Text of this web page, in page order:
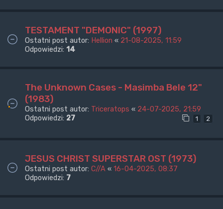
TESTAMENT "DEMONIC" (1997)
Ostatni post autor: Hellion « 21-08-2025, 11:59
Odpowiedzi: 14
The Unknown Cases - Masimba Bele 12"
(1983)
Ostatni post autor: Triceratops « 24-07-2025, 21:59
Odpowiedzi: 27 1 2
JESUS CHRIST SUPERSTAR OST (1973)
Ostatni post autor: C//A « 16-04-2025, 08:37
Odpowiedzi: 7